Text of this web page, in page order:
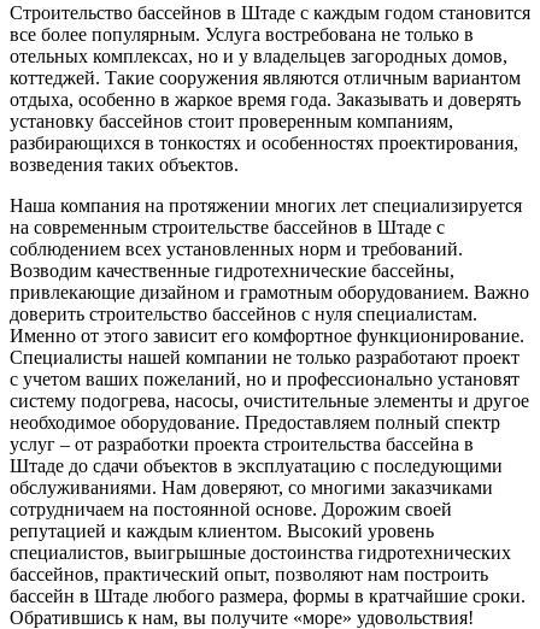
Строительство бассейнов в Штаде с каждым годом становится
все более популярным. Услуга востребована не только в
отельных комплексах, но и у владельцев загородных домов,
коттеджей. Такие сооружения являются отличным вариантом
отдыха, особенно в жаркое время года. Заказывать и доверять
установку бассейнов стоит проверенным компаниям,
разбирающихся в тонкостях и особенностях проектирования,
возведения таких объектов.
Наша компания на протяжении многих лет специализируется
на современным строительстве бассейнов в Штаде с
соблюдением всех установленных норм и требований.
Возводим качественные гидротехнические бассейны,
привлекающие дизайном и грамотным оборудованием. Важно
доверить строительство бассейнов с нуля специалистам.
Именно от этого зависит его комфортное функционирование.
Специалисты нашей компании не только разработают проект
с учетом ваших пожеланий, но и профессионально установят
систему подогрева, насосы, очистительные элементы и другое
необходимое оборудование. Предоставляем полный спектр
услуг – от разработки проекта строительства бассейна в
Штаде до сдачи объектов в эксплуатацию с последующими
обслуживаниями. Нам доверяют, со многими заказчиками
сотрудничаем на постоянной основе. Дорожим своей
репутацией и каждым клиентом. Высокий уровень
специалистов, выигрышные достоинства гидротехнических
бассейнов, практический опыт, позволяют нам построить
бассейн в Штаде любого размера, формы в кратчайшие сроки.
Обратившись к нам, вы получите «море» удовольствия!